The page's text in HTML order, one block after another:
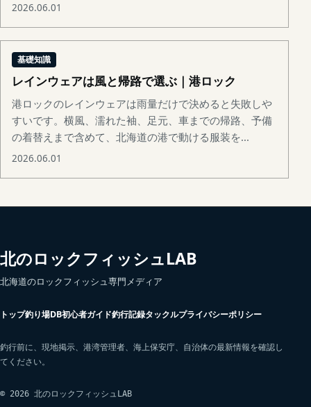
2026.06.01
基礎知識
レインウェアは風と帰路で選ぶ｜港ロック
港ロックのレインウェアは雨量だけで決めると失敗しや
すいです。横風、濡れた袖、足元、車までの帰路、予備
の着替えまで含めて、北海道の港で動ける服装を...
2026.06.01
北のロックフィッシュLAB
北海道のロックフィッシュ専門メディア
トップ釣り場DB初心者ガイド釣行記録タックルプライバシーポリシー
釣行前に、現地掲示、港湾管理者、海上保安庁、自治体の最新情報を確認し
てください。
© 2026 北のロックフィッシュLAB